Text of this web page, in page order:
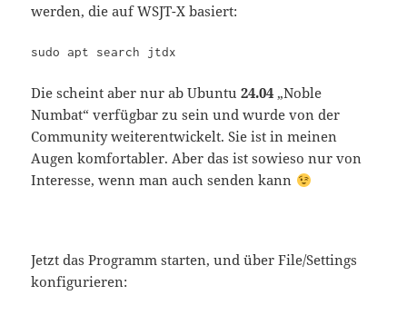
werden, die auf WSJT-X basiert:
sudo apt search jtdx
Die scheint aber nur ab Ubuntu24.04 „Noble
Numbat“ verfügbar zu sein und wurde von der
Community weiterentwickelt. Sie ist in meinen
Augen komfortabler. Aber das ist sowieso nur von
Interesse, wenn man auch senden kann
Jetzt das Programm starten, und über File/Settings
konfigurieren: